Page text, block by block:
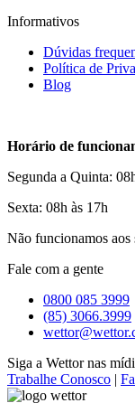
Informativos
Dúvidas
Política de
Blog
Horário de
Segunda a Quinta:
Sexta: 08h às 17h
Não funcionamos aos
Fale com a gente
0800 085 3999
(85) 3066.3999
Siga a Wettor nas
Trabalhe Conosco |